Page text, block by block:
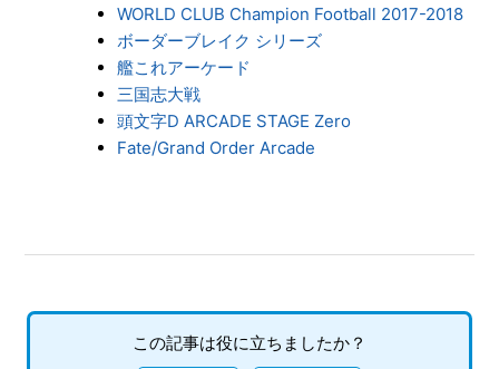
WORLD CLUB Champion Football 2017-2018
ボーダーブレイク シリーズ
艦これアーケード
三国志大戦
頭文字D ARCADE STAGE Zero
Fate/Grand Order Arcade
この記事は役に立ちましたか？